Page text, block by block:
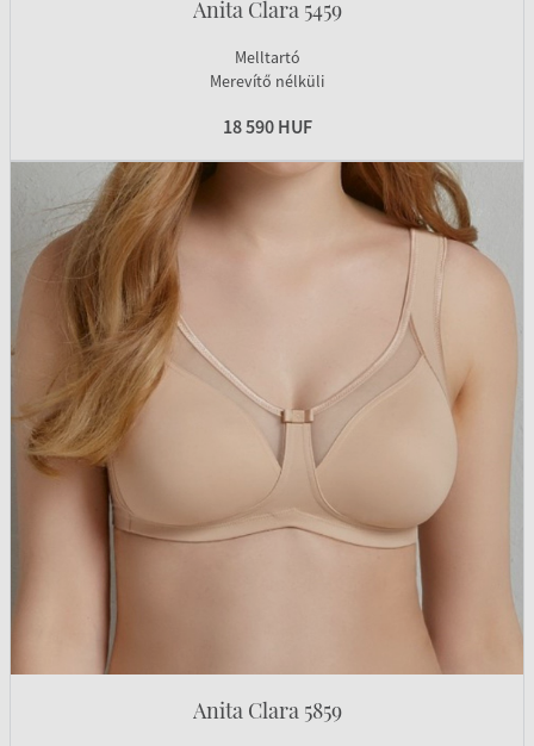
Anita Clara 5459
Melltartó
Merevítő nélküli
18 590 HUF
Anita Clara 5859